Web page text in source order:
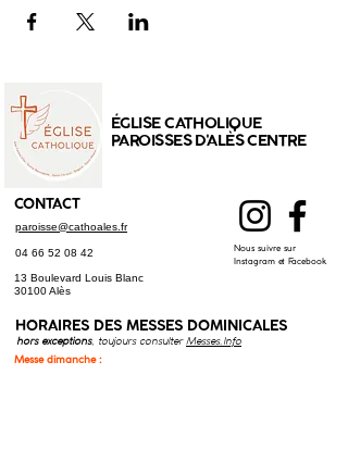
ÉGLISE CATHOLIQUE
PAROISSES D'ALÈS CENTRE
CONTACT
paroisse@cathoales.fr
04 66 52 08 42
Nous suivre sur
Instagram et Facebook
13 Boulevard Louis Blanc
30100 Alès
HORAIRES DES MESSES DOMINICALES
hors exceptions, toujours consulter Messes.Info
Messe dimanche :